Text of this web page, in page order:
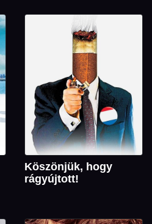
Köszönjük, hogy
rágyújtott!